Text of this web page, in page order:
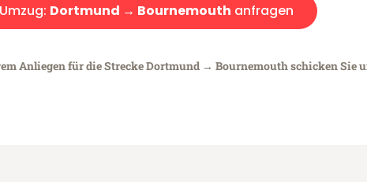
Umzug: Dortmund → Bournemouth anfragen
Anliegen für die Strecke Dortmund → Bournemouth schicken Sie